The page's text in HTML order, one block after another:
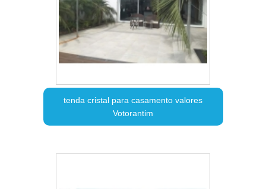
tenda cristal para casamento valores
Votorantim